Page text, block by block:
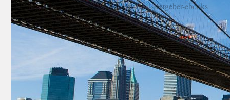
Startseite Ratgeber-ebooks